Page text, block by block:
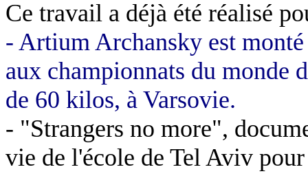
Ce travail a déjà été réalisé
- ArtiumArchansky est
aux championnats du monde
de 60 kilos, à Varsovie.
- "Strangers no more",
vie de l'école de TelAviv